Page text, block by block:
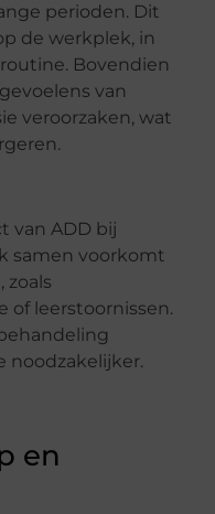
perioden. Dit
de werkplek, in
Bovendien
van
veroorzaken, wat
van ADD bij
samen voorkomt
zoals
of leerstoornissen.
noodzakelijker.
en